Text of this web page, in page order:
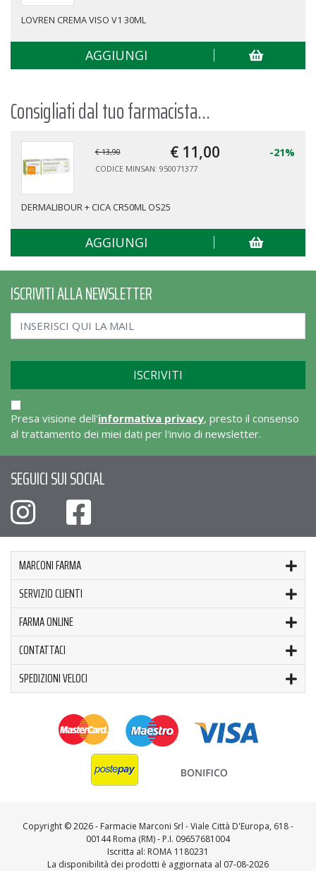
LOVREN CREMA VISO V1 30ML
AGGIUNGI
Consigliati dal tuo farmacista...
€ 13,90 € 11,00 -21%
CODICE MINSAN: 950071377
DERMALIBOUR + CICA CR50ML OS25
AGGIUNGI
ISCRIVITI ALLA NEWSLETTER
Presa visione dell'informativa privacy, presto il consenso
al trattamento dei miei dati per l'invio di newsletter.
SEGUICI SUI SOCIAL
MARCONI FARMA
SERVIZIO CLIENTI
FARMA ONLINE
CONTATTACI
SPEDIZIONI VELOCI
Copyright ©2026 - Farmacie Marconi Srl - Viale Città D'Europa, 618 -
00144 Roma (RM) - P.I. 09657681004
Iscritta al: ROMA 1180231
La disponibilità dei prodotti è aggiornata al 07-08-2026